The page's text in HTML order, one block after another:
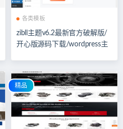
各类模板
zibll主题v6.2最新官方破解版/
开心版源码下载/wordpress主
精品